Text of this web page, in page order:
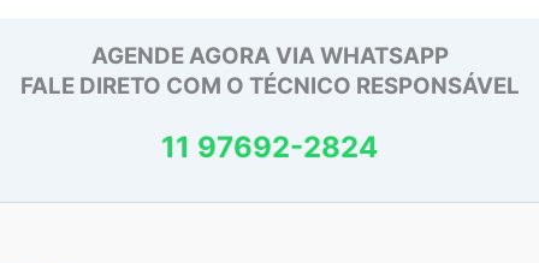
AGENDE AGORA VIA WHATSAPP
FALE DIRETO COM O TÉCNICO RESPONSÁVEL
11 97692-2824